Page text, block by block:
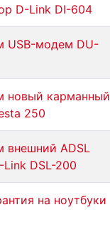
D-Link DI-604
USB-модем DU-
новый карманный
250
внешний ADSL
DSL-200
на ноутбуки